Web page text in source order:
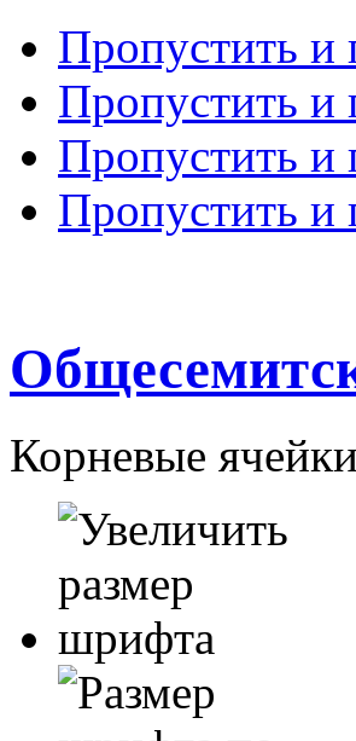
Пропустить и
Пропустить и
Пропустить и
Пропустить и
Корневые